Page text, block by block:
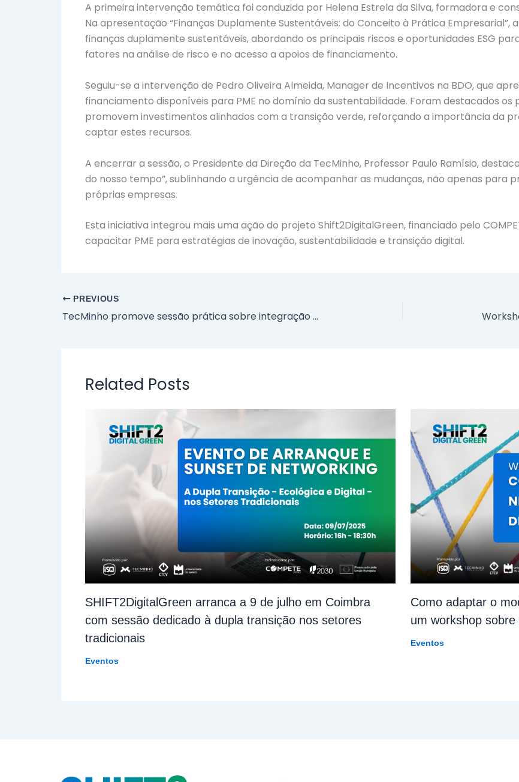
A primeira intervenção temática foi conduzida por Helena Estrela da Silva, formadora e
Na apresentação “Finanças Duplamente Sustentáveis: do Conceito à Prática
finanças duplamente sustentáveis, abordando os principais riscos e oportunidades ESG
fatores na análise de risco e no acesso a apoios de financiamento.
Seguiu-se a intervenção de Pedro Oliveira Almeida, Manager de Incentivos na BDO, que
financiamento disponíveis para PME no domínio da sustentabilidade. Foram destacados
promovem investimentos alinhados com a transição verde, reforçando a importância da
captar estes recursos.
A encerrar a sessão, o Presidente da Direção da TecMinho, Professor Paulo Ramísio,
do nosso tempo”, sublinhando a urgência de acompanhar as mudanças, não apenas para
próprias empresas.
Esta iniciativa integrou mais uma ação do projeto Shift2DigitalGreen, financiado pelo
capacitar PME para estratégias de inovação, sustentabilidade e transição digital.
PREVIOUS
TecMinho promove sessão prática sobre integração dos princípios ESG nas empresas na Póvoa de Lanhoso
Related Posts
SHIFT2DigitalGreen arranca a 9 de julho em Coimbra
com sessão dedicado à dupla transição nos setores
tradicionais
Eventos
Como adaptar o
um workshop
Eventos